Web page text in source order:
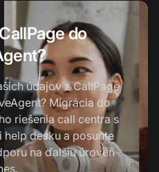
do
údajov z CallPage
Migrácia do
riešenia call centra s
desku a posuňte
na ďalšiu úroveň